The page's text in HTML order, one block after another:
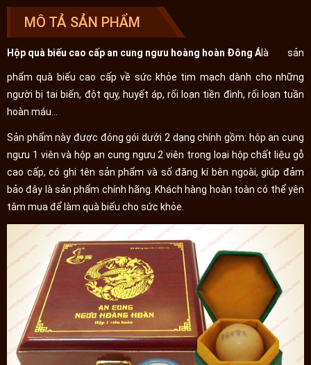
MÔ TẢ SẢN PHẨM
Hộp quà biếu cao cấp an cung ngưu hoàng hoàn Đông Álà sản
phẩm quà biếu cao cấp về sức khỏe tim mạch dành cho những
người bị tai biến, đột quỵ, huyết áp, rối loạn tiền đình, rối loạn tuần
hoàn máu…
Sản phẩm này được đóng gói dưới 2 dạng chính gồm: hộp an cung
ngưu 1 viên và hộp an cung ngưu 2 viên trong loại hộp chất liệu gỗ
cao cấp, có ghi tên sản phẩm và số đăng kí bên ngoài, giúp đảm
bảo đây là sản phẩm chính hãng. Khách hàng hoàn toàn có thể yên
tâm mua để làm quà biếu cho sức khỏe.